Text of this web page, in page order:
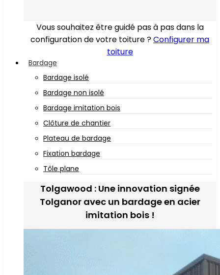
Vous souhaitez être guidé pas à pas dans la
configuration de votre toiture ?Configurer ma
toiture
Bardage
Bardage isolé
Bardage non isolé
Bardage imitation bois
Clôture de chantier
Plateau de bardage
Fixation bardage
Tôle plane
Tolgawood : Une innovation signée
Tolganor avec un bardage en acier
imitation bois !